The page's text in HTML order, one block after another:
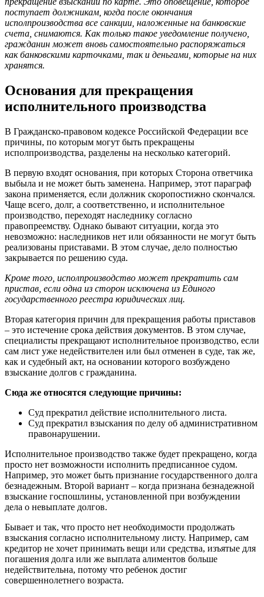
поступает должникам, когда после окончания
исполпроизводства все санкции, наложенные на банковские
счета, снимаются. Как только такое уведомление получено,
гражданин может вновь самостоятельно распоряжаться
как банковскими карточками, так и деньгами, которые на них
хранятся.
Основания для прекращения
исполнительного производства
В Гражданско-правовом кодексе Российской Федерации все
причины, по которым могут быть прекращены
исполпроизводства, разделены на несколько категорий.
В первую входят основания, при которых Сторона ответчика
выбыла и не может быть заменена. Например, этот параграф
закона применяется, если должник скоропостижно скончался.
Чаще всего, долг, а соответственно, и исполнительное
производство, переходят наследнику согласно
правопреемству. Однако бывают ситуации, когда это
невозможно: наследников нет или обязанности не могут быть
реализованы приставами. В этом случае, дело полностью
закрывается по решению суда.
Кроме того, исполпроизводство может прекратить сам
пристав, если одна из сторон исключена из Единого
государственного реестра юридических лиц.
Вторая категория причин для прекращения работы приставов
– это истечение срока действия документов. В этом случае,
специалисты прекращают исполнительное производство, если
сам лист уже недействителен или был отменен в суде, так же,
как и судебный акт, на основании которого возбуждено
взыскание долгов с гражданина.
Сюда же относятся следующие причины:
Суд прекратил действие исполнительного листа.
Суд прекратил взыскания по делу об административном
правонарушении.
Исполнительное производство также будет прекращено, когда
просто нет возможности исполнить предписанное судом.
Например, это может быть признание государственного долга
безнадежным. Второй вариант – когда признана безнадежной
взыскание госпошлины, установленной при возбуждении
дела о невыплате долгов.
Бывает и так, что просто нет необходимости продолжать
взыскания согласно исполнительному листу. Например, сам
кредитор не хочет принимать вещи или средства, изъятые для
погашения долга или же выплата алиментов больше
недействительна, потому что ребенок достиг
совершеннолетнего возраста.